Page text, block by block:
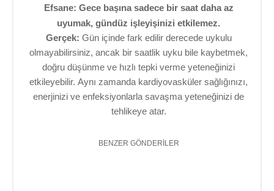
Efsane: Gece başına sadece bir saat daha az
uyumak, gündüz işleyişinizi etkilemez.
Gerçek: Gün içinde fark edilir derecede uykulu
olmayabilirsiniz, ancak bir saatlik uyku bile kaybetmek,
doğru düşünme ve hızlı tepki verme yeteneğinizi
etkileyebilir. Aynı zamanda kardiyovasküler sağlığınızı,
enerjinizi ve enfeksiyonlarla savaşma yeteneğinizi de
tehlikeye atar.
BENZER GÖNDERILER